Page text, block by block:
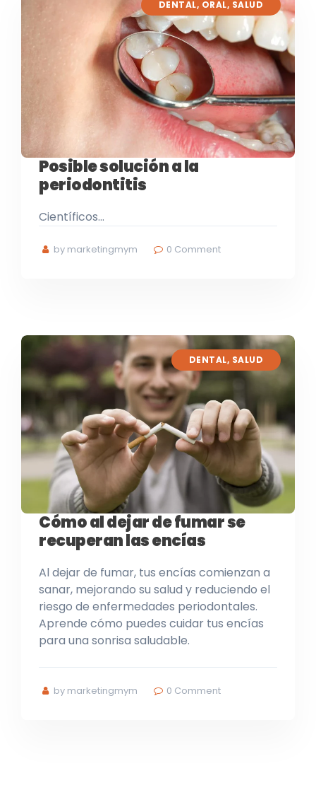
DENTAL, ORAL, SALUD
Posible solución a la
periodontitis
Científicos…
by marketingmym 0 Comment
DENTAL, SALUD
Cómo al dejar de fumar se
recuperan las encías
Al dejar de fumar, tus encías comienzan a
sanar, mejorando su salud y reduciendo el
riesgo de enfermedades periodontales.
Aprende cómo puedes cuidar tus encías
para una sonrisa saludable.
by marketingmym 0 Comment